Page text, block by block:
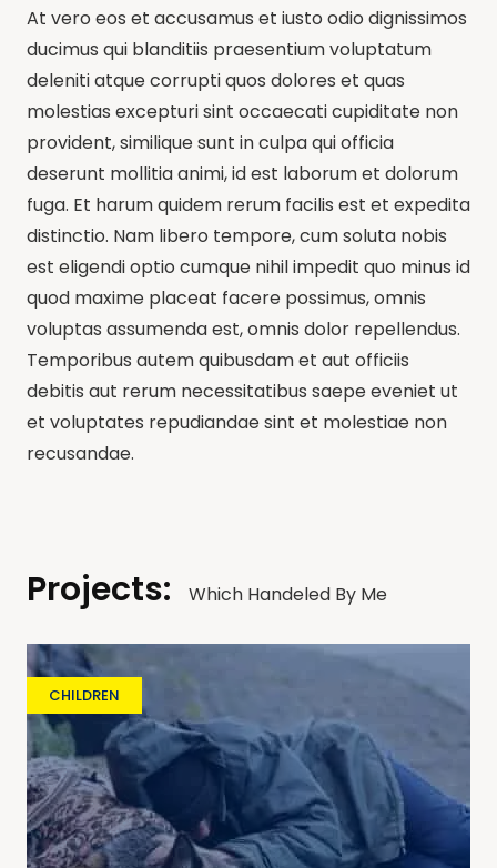
At vero eos et accusamus et iusto odio dignissimos
ducimus qui blanditiis praesentium voluptatum
deleniti atque corrupti quos dolores et quas
molestias excepturi sint occaecati cupiditate non
provident, similique sunt in culpa qui officia
deserunt mollitia animi, id est laborum et dolorum
fuga. Et harum quidem rerum facilis est et expedita
distinctio. Nam libero tempore, cum soluta nobis
est eligendi optio cumque nihil impedit quo minus id
quod maxime placeat facere possimus, omnis
voluptas assumenda est, omnis dolor repellendus.
Temporibus autem quibusdam et aut officiis
debitis aut rerum necessitatibus saepe eveniet ut
et voluptates repudiandae sint et molestiae non
recusandae.
Projects: Which Handeled By Me
CHILDREN